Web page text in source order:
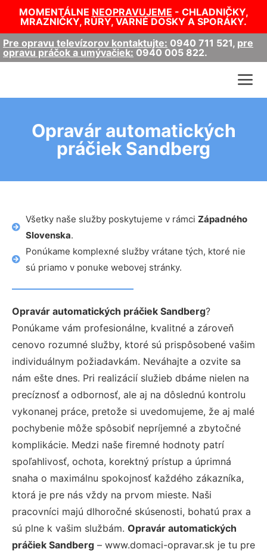
MOMENTÁLNE NEOPRAVUJEME - CHLADNIČKY,
MRAZNIČKY, RÚRY, VARNÉ DOSKY A SPORÁKY.
Pre opravu televízorov kontaktujte: 0940 711 521, pre
opravu práčok a umývačiek: 0940 005 822.
Opravár automatických
práčiek Sandberg
Všetky naše služby poskytujeme v rámci Západného
Slovenska.
Ponúkame komplexné služby vrátane tých, ktoré nie
sú priamo v ponuke webovej stránky.
Opravár automatických práčiek Sandberg?
Ponúkame vám profesionálne, kvalitné a zároveň
cenovo rozumné služby, ktoré sú prispôsobené vašim
individuálnym požiadavkám. Neváhajte a ozvite sa
nám ešte dnes. Pri realizácií služieb dbáme nielen na
precíznosť a odbornosť, ale aj na dôslednú kontrolu
vykonanej práce, pretože si uvedomujeme, že aj malé
pochybenie môže spôsobiť nepríjemné a zbytočné
komplikácie. Medzi naše firemné hodnoty patrí
spoľahlivosť, ochota, korektný prístup a úprimná
snaha o maximálnu spokojnosť každého zákazníka,
ktorá je pre nás vždy na prvom mieste. Naši
pracovníci majú dlhoročné skúsenosti, bohatú prax a
sú plne k vašim službám. Opravár automatických
práčiek Sandberg – www.domaci-opravar.sk je tu pre